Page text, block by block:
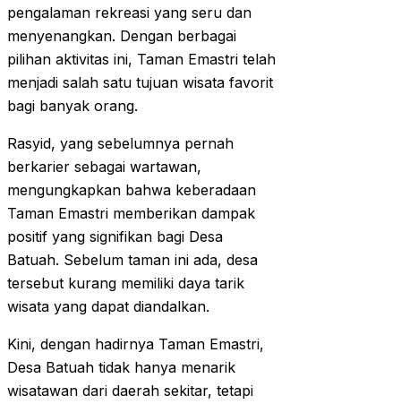
pengalaman rekreasi yang seru dan
menyenangkan. Dengan berbagai
pilihan aktivitas ini, Taman Emastri telah
menjadi salah satu tujuan wisata favorit
bagi banyak orang.
Rasyid, yang sebelumnya pernah
berkarier sebagai wartawan,
mengungkapkan bahwa keberadaan
Taman Emastri memberikan dampak
positif yang signifikan bagi Desa
Batuah. Sebelum taman ini ada, desa
tersebut kurang memiliki daya tarik
wisata yang dapat diandalkan.
Kini, dengan hadirnya Taman Emastri,
Desa Batuah tidak hanya menarik
wisatawan dari daerah sekitar, tetapi